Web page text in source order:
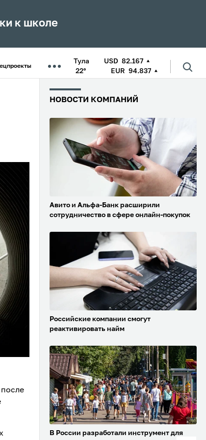
к школе
Тула
22°
USD 82.167
EUR 94.837
после
НОВОСТИ КОМПАНИЙ
Авито и Альфа-Банк расширили
сотрудничество в сфере онлайн-покупок
Российские компании смогут
реактивировать найм
В России разработали инструмент для